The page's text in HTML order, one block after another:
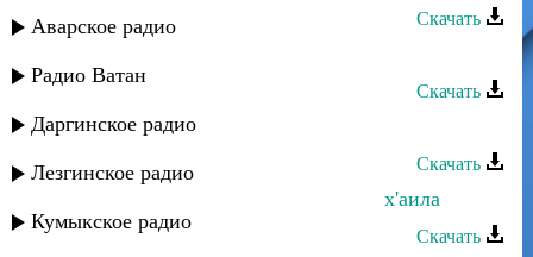
Аварское радио
Радио Ватан
Даргинское радио
Лезгинское радио
Кумыкское радио
Скачать
Скачать
Ризабала Агабалаев - Кефчибег
Скачать
Ризабала Агабалаев - Перестройка х'аила
Скачать